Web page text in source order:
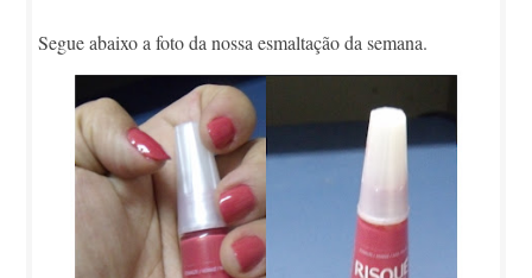
Segue abaixo a foto da nossa esmaltação da semana.